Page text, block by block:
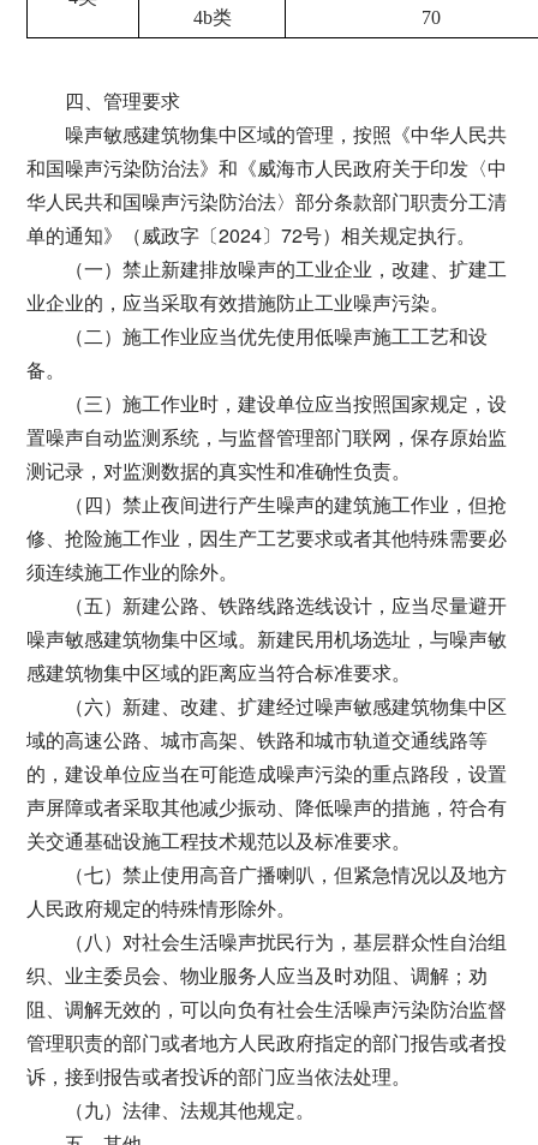
4b类 70
四、管理要求
噪声敏感建筑物集中区域的管理，按照《中华人民共
和国噪声污染防治法》和《威海市人民政府关于印发〈中
华人民共和国噪声污染防治法〉部分条款部门职责分工清
单的通知》（威政字〔2024〕72号）相关规定执行。
（一）禁止新建排放噪声的工业企业，改建、扩建工
业企业的，应当采取有效措施防止工业噪声污染。
（二）施工作业应当优先使用低噪声施工工艺和设
备。
（三）施工作业时，建设单位应当按照国家规定，设
置噪声自动监测系统，与监督管理部门联网，保存原始监
测记录，对监测数据的真实性和准确性负责。
（四）禁止夜间进行产生噪声的建筑施工作业，但抢
修、抢险施工作业，因生产工艺要求或者其他特殊需要必
须连续施工作业的除外。
（五）新建公路、铁路线路选线设计，应当尽量避开
噪声敏感建筑物集中区域。新建民用机场选址，与噪声敏
感建筑物集中区域的距离应当符合标准要求。
（六）新建、改建、扩建经过噪声敏感建筑物集中区
域的高速公路、城市高架、铁路和城市轨道交通线路等
的，建设单位应当在可能造成噪声污染的重点路段，设置
声屏障或者采取其他减少振动、降低噪声的措施，符合有
关交通基础设施工程技术规范以及标准要求。
（七）禁止使用高音广播喇叭，但紧急情况以及地方
人民政府规定的特殊情形除外。
（八）对社会生活噪声扰民行为，基层群众性自治组
织、业主委员会、物业服务人应当及时劝阻、调解；劝
阻、调解无效的，可以向负有社会生活噪声污染防治监督
管理职责的部门或者地方人民政府指定的部门报告或者投
诉，接到报告或者投诉的部门应当依法处理。
（九）法律、法规其他规定。